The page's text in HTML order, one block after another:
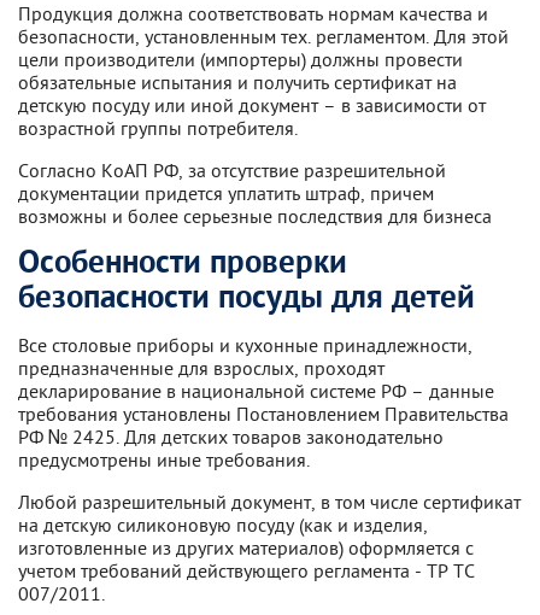
Продукция должна соответствовать нормам качества и
безопасности, установленным тех. регламентом. Для этой
цели производители (импортеры) должны провести
обязательные испытания и получить сертификат на
детскую посуду или иной документ – в зависимости от
возрастной группы потребителя.
Согласно КоАП РФ, за отсутствие разрешительной
документации придется уплатить штраф, причем
возможны и более серьезные последствия для бизнеса
Особенности проверки
безопасности посуды для детей
Все столовые приборы и кухонные принадлежности,
предназначенные для взрослых, проходят
декларирование в национальной системе РФ – данные
требования установлены Постановлением Правительства
РФ № 2425. Для детских товаров законодательно
предусмотрены иные требования.
Любой разрешительный документ, в том числе сертификат
на детскую силиконовую посуду (как и изделия,
изготовленные из других материалов) оформляется с
учетом требований действующего регламента - ТР ТС
007/2011.